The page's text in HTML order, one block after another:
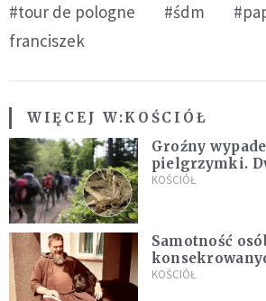
#tour de pologne #śdm
franciszek
WIĘCEJ W:KOŚCIÓŁ
Groźny
pielgrzymki.
do szpitala
KOŚCIÓŁ
Samotność
Życie w
KOŚCIÓŁ